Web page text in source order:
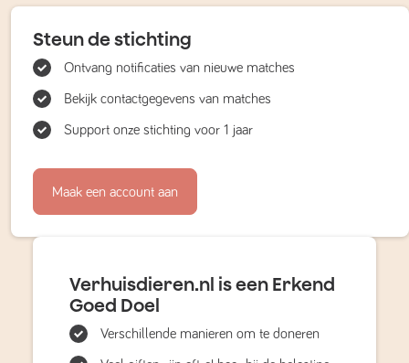
Steun de stichting
Ontvang notificaties van nieuwe matches
Bekijk contactgegevens van matches
Support onze stichting voor 1 jaar
Maak een account aan
Verhuisdieren.nl is een Erkend
Goed Doel
Verschillende manieren om te doneren